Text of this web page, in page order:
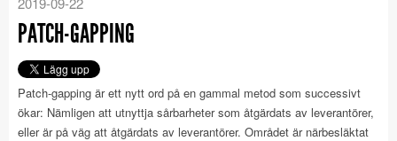
PATCH-GAPPING
Patch-gapping är ett nytt ord på en gammal metod som successivt
ökar: Nämligen att utnyttja sårbarheter som åtgärdats av leverantörer,
eller är på väg att åtgärdats av leverantörer. Området är närbesläktat